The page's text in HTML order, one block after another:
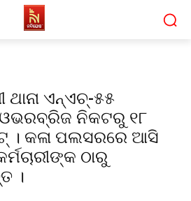
ଏନ୍ଏଚ୍-୫୫
ନିକଟରୁ ୧୮
। କଳା ପଲସରରେ ଆସି
ଠାରୁ
।